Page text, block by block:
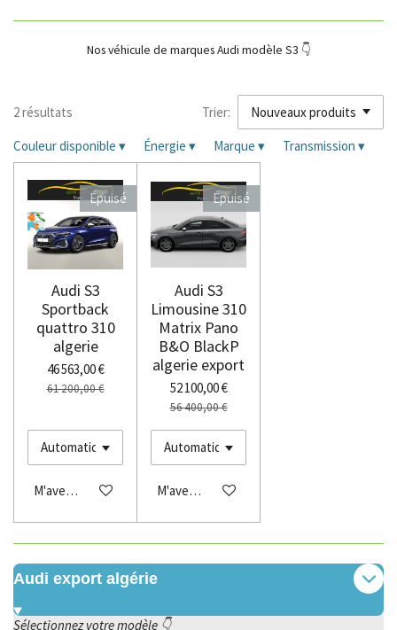
Nos véhicule de marques Audi modèle S3 👇
2 résultats Trier:
Couleur disponible ▾ Énergie ▾ Marque ▾ Transmission ▾
Épuisé
Audi S3
Sportback
quattro 310
algerie
46 563,00 €
61 200,00 €
M'avertir si disponible
Épuisé
Audi S3
Limousine 310
Matrix Pano
B&O BlackP
algerie export
52 100,00 €
56 400,00 €
M'avertir si disponible
Audi export algérie
Sélectionnez votre modèle 👇